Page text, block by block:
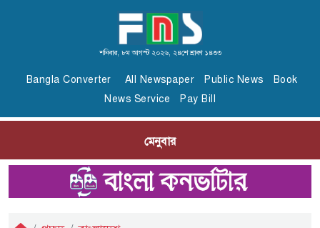
শনিবার, ৮ম আগস্ট ২০২৬, ২৪শে শ্রাবণ ১৪৩৩
Bangla Converter All Newspaper Public News
Book
News Service
Pay Bill
মেনুবার